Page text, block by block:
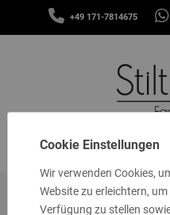
+49 171-7814675
MENÜ
SCHALS
STIRNBÄNDER
GUTSCHEINE
Startseite Themen
Cookie Einstellungen
Wir verwenden Cookies,
Website zu erleichtern,
Verfügung zu stellen